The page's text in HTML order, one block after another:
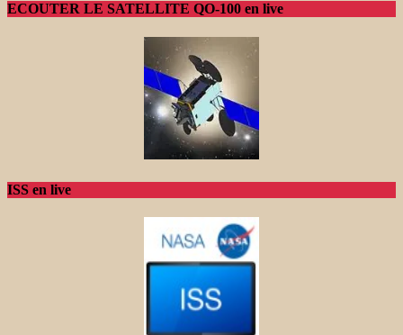
ECOUTER LE SATELLITE QO-100 en live
ISS en live